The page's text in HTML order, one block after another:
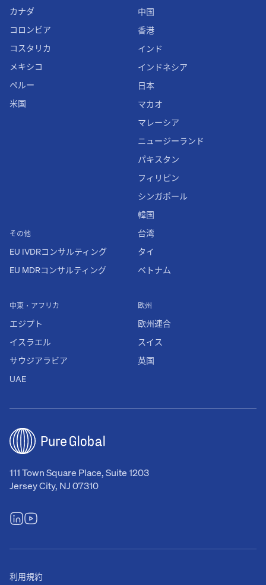
111 Town Square Place, Suite 1203
Jersey City, NJ 07310
カナダ
コロンビア
コスタリカ
メキシコ
ペルー
米国
その他
EU IVDRコンサルティング
EU MDRコンサルティング
欧州
欧州連合
スイス
英国
中東・アフリカ
エジプト
イスラエル
サウジアラビア
UAE
中国
香港
インド
インドネシア
日本
マカオ
マレーシア
ニュージーランド
パキスタン
フィリピン
シンガポール
韓国
台湾
タイ
ベトナム
利用規約